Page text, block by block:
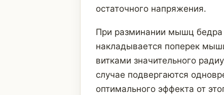
остаточного напряжения.
При разминании мышц бедра
накладывается поперек
витками значительного
случае подвергаются
оптимального эффекта от